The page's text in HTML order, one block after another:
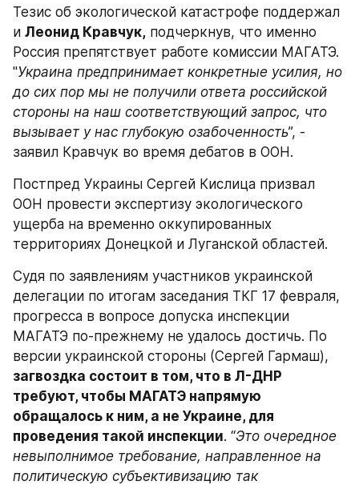
Тезис об экологической катастрофе поддержал
и Леонид Кравчук, подчеркнув, что именно
Россия препятствует работе комиссии МАГАТЭ.
"Украина предпринимает конкретные усилия, но
до сих пор мы не получили ответа российской
стороны на наш соответствующий запрос, что
вызывает у нас глубокую озабоченность”, -
заявил Кравчук во время дебатов в ООН.
Постпред Украины Сергей Кислица призвал
ООН провести экспертизу экологического
ущерба на временно оккупированных
территориях Донецкой и Луганской областей.
Судя по заявлениям участников украинской
делегации по итогам заседания ТКГ 17 февраля,
прогресса в вопросе допуска инспекции
МАГАТЭ по-прежнему не удалось достичь. По
загвоздка состоит в том, что в Л-ДНР
требуют, чтобы МАГАТЭ напрямую
обращалось к ним, а не Украине, для
проведения такой инспекции. “Это очередное
невыполнимое требование, направленное на
политическую субъективизацию так